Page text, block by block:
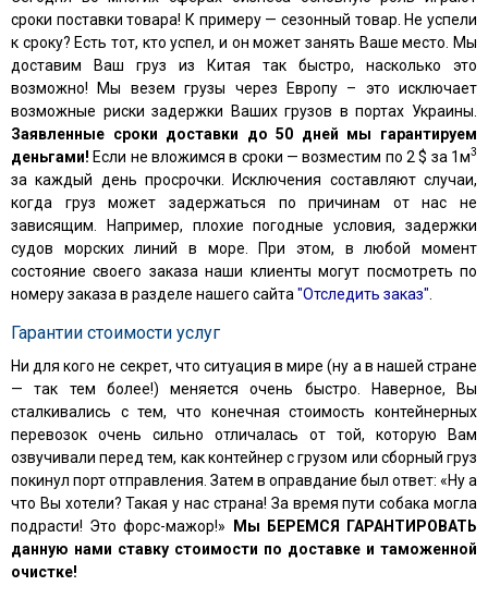
сроки поставки товара! К примеру — сезонный товар. Не успели
к сроку? Есть тот, кто успел, и он может занять Ваше место. Мы
доставим Ваш груз из Китая так быстро, насколько это
возможно! Мы везем грузы через Европу – это исключает
возможные риски задержки Ваших грузов в портах Украины.
Заявленные сроки доставки до 50 дней мы гарантируем
деньгами! Если не вложимся в сроки — возместим по 2 $ за 1м3
за каждый день просрочки. Исключения составляют случаи,
когда груз может задержаться по причинам от нас не
зависящим. Например, плохие погодные условия, задержки
судов морских линий в море. При этом, в любой момент
состояние своего заказа наши клиенты могут посмотреть по
номеру заказа в разделе нашего сайта "Отследить заказ"
Гарантии стоимости услуг
Ни для кого не секрет, что ситуация в мире (ну а в нашей стране
— так тем более!) меняется очень быстро. Наверное, Вы
сталкивались с тем, что конечная стоимость контейнерных
перевозок очень сильно отличалась от той, которую Вам
озвучивали перед тем, как контейнер с грузом или сборный груз
покинул порт отправления. Затем в оправдание был ответ: «Ну а
что Вы хотели? Такая у нас страна! За время пути собака могла
подрасти! Это форс-мажор!» Мы БЕРЕМСЯ ГАРАНТИРОВАТЬ
данную нами ставку стоимости по доставке и таможенной
очистке!